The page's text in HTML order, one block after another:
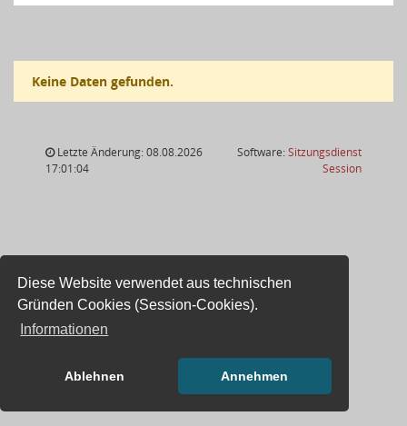
Diese Website verwendet aus technischen
Gründen Cookies (Session-Cookies).
Informationen
Ablehnen Annehmen
Keine Daten gefunden.
Letzte Änderung: 08.08.2026
17:01:04
Software:Sitzungsdienst
Session(Wird in